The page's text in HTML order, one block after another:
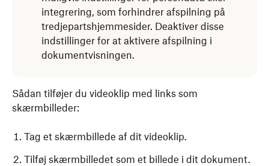
integrering, som forhindrer afspilning på
tredjepartshjemmesider. Deaktiver disse
indstillinger for at aktivere afspilning i
dokumentvisningen.
Sådan tilføjer du videoklip med links som
skærmbilleder:
Tag et skærmbillede af dit videoklip.
Tilføj skærmbilledet som et billede i dit dokument.